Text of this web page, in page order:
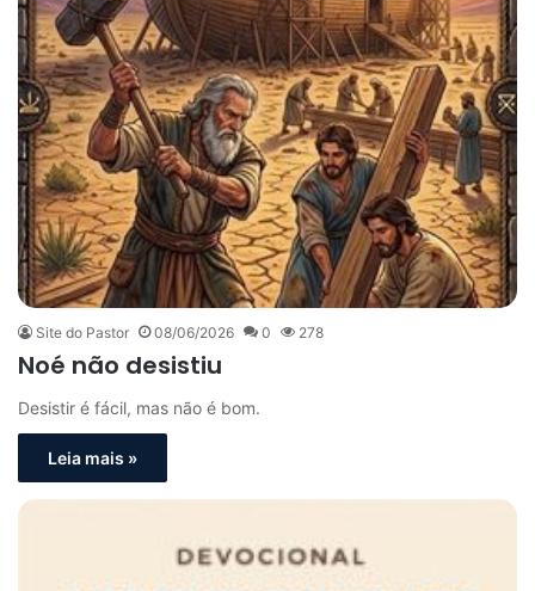
Site do Pastor 08/06/2026 0 278
Noé não desistiu
Desistir é fácil, mas não é bom.
Leia mais »